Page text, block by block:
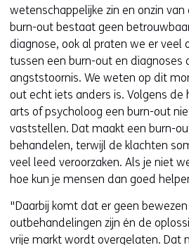
wetenschappelijke zin en onzin
burn-out bestaat geen
diagnose, ook al praten we er veel
tussen een burn-out en diagnoses
angststoornis. We weten op dit
out echt iets anders is. Volgens de
arts of psycholoog een burn-out
vaststellen. Dat maakt een burn-
behandelen, terwijl de klachten
veel leed veroorzaken. Als je niet
hoe kun je mensen dan goed
"Daarbij komt dat er geen
outbehandelingen zijn én de
vrije markt wordt overgelaten. Dat